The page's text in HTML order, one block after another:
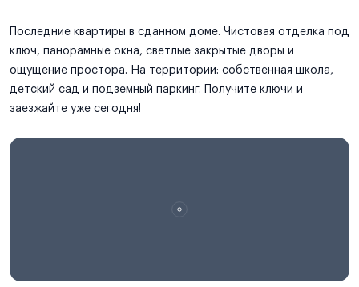
Последние квартиры в сданном доме. Чистовая отделка под
ключ, панорамные окна, светлые закрытые дворы и
ощущение простора. На территории: собственная школа,
детский сад и подземный паркинг. Получите ключи и
заезжайте уже сегодня!